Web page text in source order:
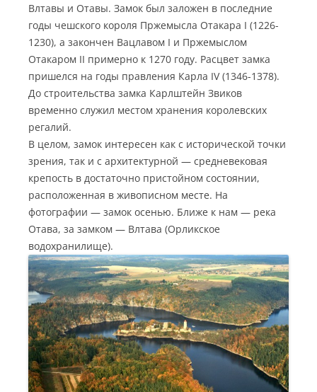
Влтавы и Отавы. Замок был заложен в последние
годы чешского короля Пржемысла Отакара I (1226-
1230), а закончен Вацлавом I и Пржемыслом
Отакаром II примерно к 1270 году. Расцвет замка
пришелся на годы правления Карла IV (1346-1378).
До строительства замка Карлштейн Звиков
временно служил местом хранения королевских
регалий.
В целом, замок интересен как с исторической точки
зрения, так и с архитектурной — средневековая
крепость в достаточно пристойном состоянии,
расположенная в живописном месте. На
фотографии — замок осенью. Ближе к нам — река
Отава, за замком — Влтава (Орликское
водохранилище).